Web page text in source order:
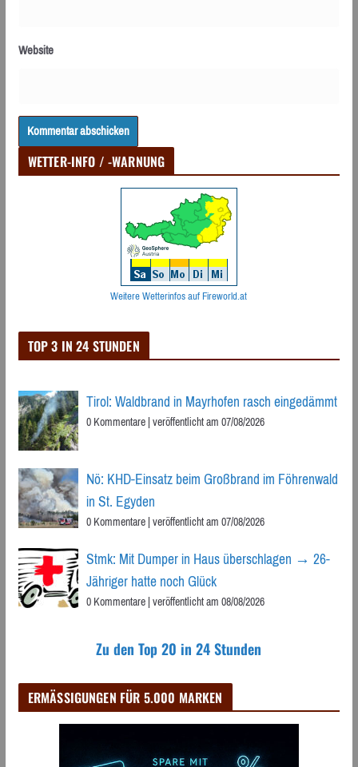
Website
WETTER-INFO / -WARNUNG
Weitere Wetterinfos auf Fireworld.at
TOP 3 IN 24 STUNDEN
Tirol: Waldbrand in Mayrhofen rasch eingedämmt
0 Kommentare|veröffentlicht am 07/08/2026
Nö: KHD-Einsatz beim Großbrand im Föhrenwald
in St. Egyden
0 Kommentare|veröffentlicht am 07/08/2026
Stmk: Mit Dumper in Haus überschlagen → 26-
Jähriger hatte noch Glück
0 Kommentare|veröffentlicht am 08/08/2026
Zu den Top 20 in 24 Stunden
ERMÄSSIGUNGEN FÜR 5.000 MARKEN